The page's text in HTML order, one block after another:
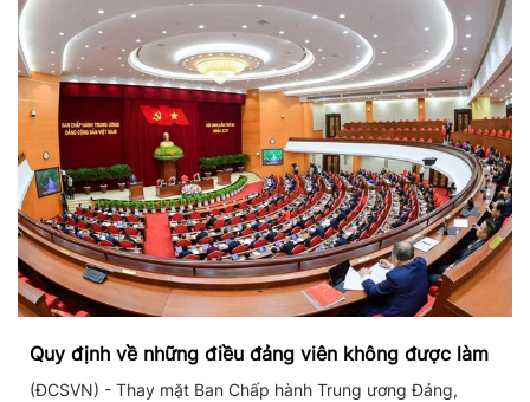
Quy định về những điều đảng viên không được làm
(ĐCSVN) - Thay mặt Ban Chấp hành Trung ương Đảng,